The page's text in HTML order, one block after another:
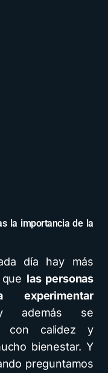
la importancia de la
día hay más
las personas
experimentar
se
con calidez y
bienestar. Y
preguntamos